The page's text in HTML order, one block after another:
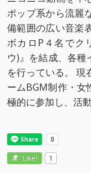
ポップ系から流麗
備範囲の広い音楽
ボカロP４名でク
ウ)』を結成、各種
を行っている。 現
ームBGM制作・女
極的に参加し、活
Like! 1